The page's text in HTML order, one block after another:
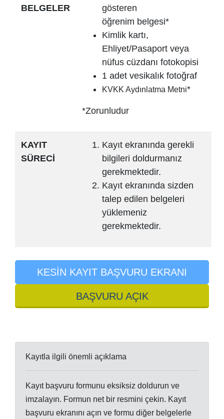
BELGELER
gösteren
öğrenim belgesi*
Kimlik kartı,
Ehliyet/Pasaport veya
nüfus cüzdanı fotokopisi
1 adet vesikalık fotoğraf
KVKK Aydınlatma Metni*
*Zorunludur
KAYIT
SÜRECİ
Kayıt ekranında gerekli
bilgileri doldurmanız
gerekmektedir.
Kayıt ekranında sizden
talep edilen belgeleri
yüklemeniz
gerekmektedir.
KESİN KAYIT BAŞVURU EKRANI
BAŞVURU AÇIK
Kayıtla ilgili önemli açıklama
Kayıt başvuru formunu eksiksiz doldurun ve
imzalayın. Formun net bir resmini çekin. Kayıt
başvuru ekranını açın ve formu diğer belgelerle